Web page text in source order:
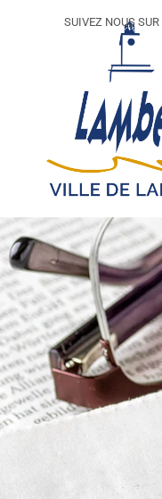
SUIVEZ NOUS SUR